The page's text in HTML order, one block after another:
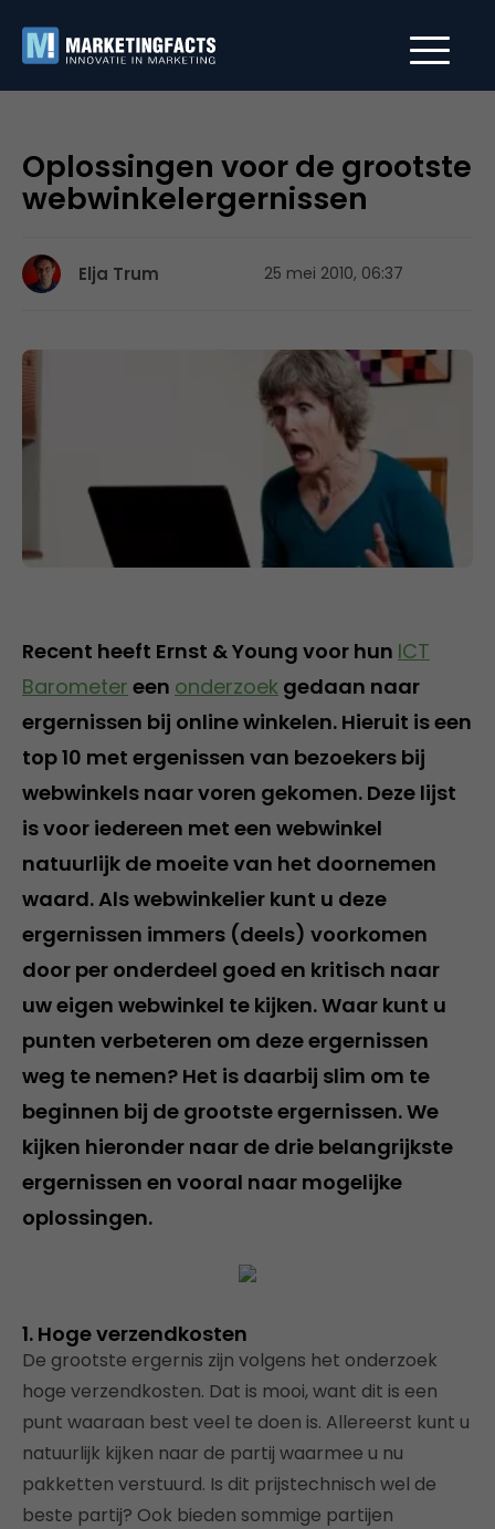
Oplossingen voor de grootste
webwinkelergernissen
Elja Trum 25 mei 2010, 06:37
Recent heeft Ernst & Young voor hun ICT
Barometer een onderzoek gedaan naar
ergernissen bij online winkelen. Hieruit is een
top 10 met ergenissen van bezoekers bij
webwinkels naar voren gekomen. Deze lijst
is voor iedereen met een webwinkel
natuurlijk de moeite van het doornemen
waard. Als webwinkelier kunt u deze
ergernissen immers (deels) voorkomen
door per onderdeel goed en kritisch naar
uw eigen webwinkel te kijken. Waar kunt u
punten verbeteren om deze ergernissen
weg te nemen? Het is daarbij slim om te
beginnen bij de grootste ergernissen. We
kijken hieronder naar de drie belangrijkste
ergernissen en vooral naar mogelijke
oplossingen.
1. Hoge verzendkosten
De grootste ergernis zijn volgens het onderzoek
hoge verzendkosten. Dat is mooi, want dit is een
punt waaraan best veel te doen is. Allereerst kunt u
natuurlijk kijken naar de partij waarmee u nu
pakketten verstuurd. Is dit prijstechnisch wel de
beste partij? Ook bieden sommige partijen